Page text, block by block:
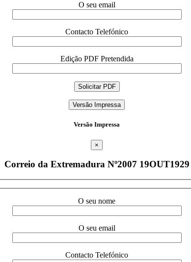
O seu email
Contacto Telefónico
Edição PDF Pretendida
Versão Impressa
Versão Impressa
×
Correio da Extremadura Nº2007 19OUT1929
O seu nome
O seu email
Contacto Telefónico